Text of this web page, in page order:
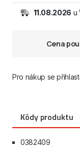
11.08.2026 u
Cena
Pro nákup se
Kódy produktu
0382409